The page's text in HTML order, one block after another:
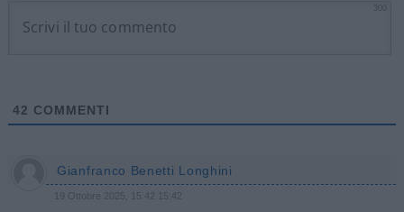
42 COMMENTI
Gianfranco Benetti Longhini
19 Ottobre 2025, 15:42 15:42